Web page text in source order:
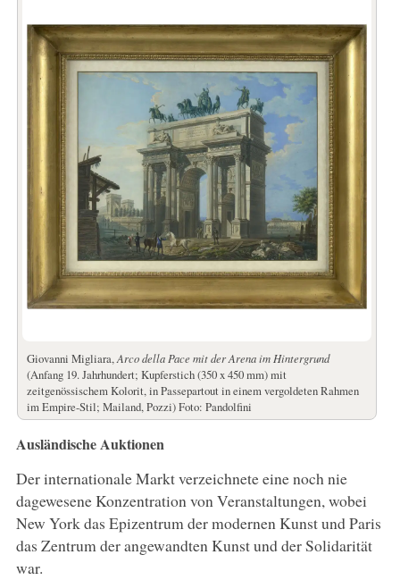
Giovanni Migliara,Arco della Pace mit der Arena im Hintergrund
(Anfang 19. Jahrhundert; Kupferstich (350 x 450 mm) mit
zeitgenössischem Kolorit, in Passepartout in einem vergoldeten Rahmen
im Empire-Stil; Mailand, Pozzi) Foto: Pandolfini
Ausländische Auktionen
Der internationale Markt verzeichnete eine noch nie
dagewesene Konzentration von Veranstaltungen, wobei
New York das Epizentrum der modernen Kunst und Paris
das Zentrum der angewandten Kunst und der Solidarität
war.